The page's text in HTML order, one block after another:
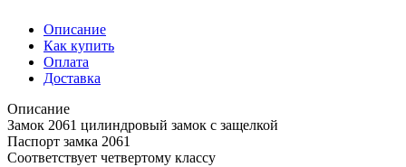
Описание
Как купить
Оплата
Доставка
Описание
Замок 2061 цилиндровый замок с защелкой
Паспорт замка 2061
Соответствует четвертому классу